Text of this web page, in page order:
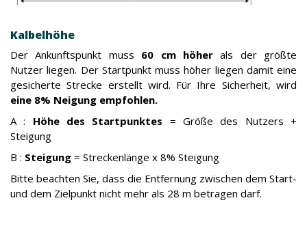
Kalbelhöhe
Der Ankunftspunkt muss 60 cm höherals der größte
Nutzer liegen. Der Startpunkt muss höher liegen damit eine
gesicherte Strecke erstellt wird. Für Ihre Sicherheit, wird
eine 8% Neigung empfohlen.
A : Höhe des Startpunktes = Größe des Nutzers +
Steigung
B : Steigung = Streckenlänge x 8% Steigung
Bitte beachten Sie, dass die Entfernung zwischen dem Start-
und dem Zielpunkt nicht mehr als 28 m betragen darf.